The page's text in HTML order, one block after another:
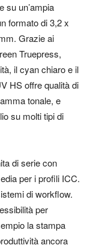
su un’ampia
formato di 3,2 x
Grazie ai
Truepress,
il cyan chiaro e il
HS offre qualità di
tonale, e
su molti tipi di
di serie con
per i profili ICC.
di workflow.
per
la stampa
ancora